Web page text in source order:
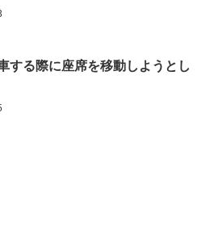
する際に座席を移動しようとし